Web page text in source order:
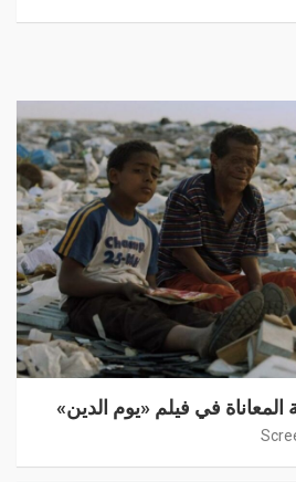
في فيلم «يوم الدين»